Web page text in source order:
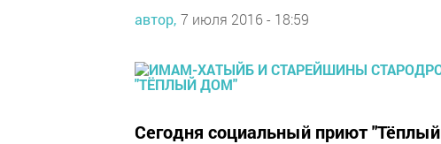
автор, 7 июля 2016 - 18:59
Сегодня социальный приют